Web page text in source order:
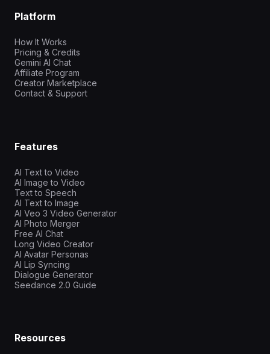
Platform
How It Works
Pricing & Credits
Gemini AI Chat
Affiliate Program
Creator Marketplace
Contact & Support
Features
AI Text to Video
AI Image to Video
Text to Speech
AI Text to Image
AI Veo 3 Video Generator
AI Photo Merger
Free AI Chat
Long Video Creator
AI Avatar Personas
AI Lip Syncing
Dialogue Generator
Seedance 2.0 Guide
Resources